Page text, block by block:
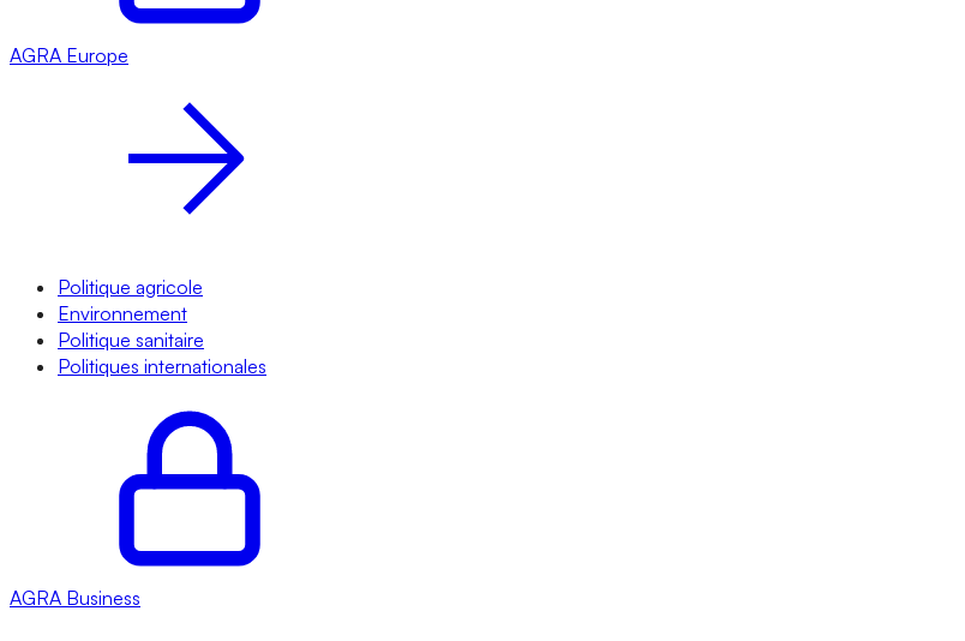
AGRA Europe
Politique agricole
Environnement
Politique sanitaire
Politiques internationales
AGRA Business